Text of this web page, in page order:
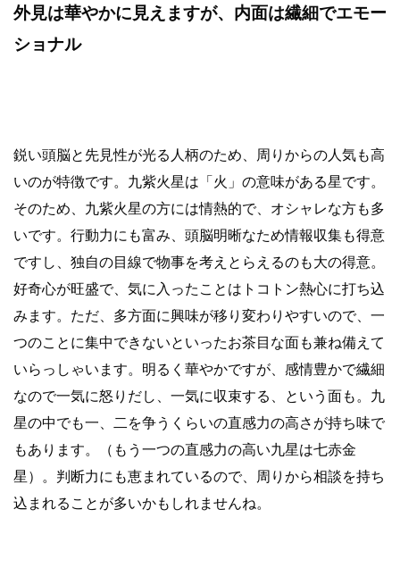
外見は華やかに見えますが、内面は繊細でエモー
ショナル
鋭い頭脳と先見性が光る人柄のため、周りからの人気も高
いのが特徴です。九紫火星は「火」の意味がある星です。
そのため、九紫火星の方には情熱的で、オシャレな方も多
いです。行動力にも富み、頭脳明晰なため情報収集も得意
ですし、独自の目線で物事を考えとらえるのも大の得意。
好奇心が旺盛で、気に入ったことはトコトン熱心に打ち込
みます。ただ、多方面に興味が移り変わりやすいので、一
つのことに集中できないといったお茶目な面も兼ね備えて
いらっしゃいます。明るく華やかですが、感情豊かで繊細
なので一気に怒りだし、一気に収束する、という面も。九
星の中でも一、二を争うくらいの直感力の高さが持ち味で
もあります。（もう一つの直感力の高い九星は七赤金
星）。判断力にも恵まれているので、周りから相談を持ち
込まれることが多いかもしれませんね。